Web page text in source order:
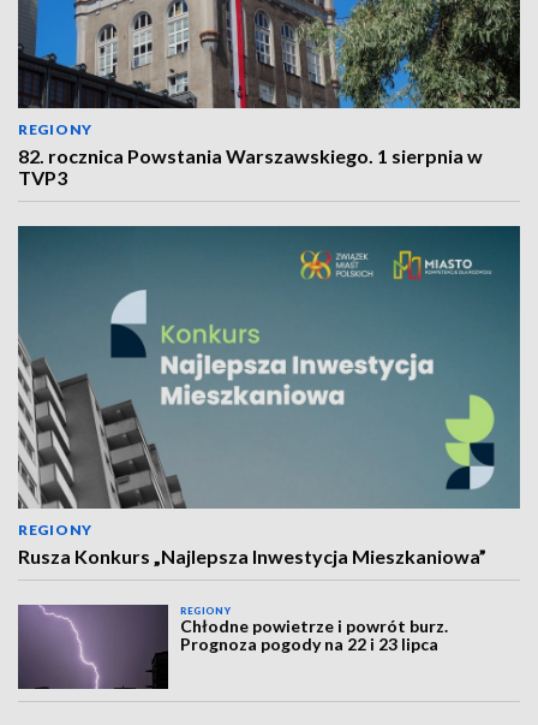
REGIONY
82. rocznica Powstania Warszawskiego. 1 sierpnia w
TVP3
REGIONY
Rusza Konkurs „Najlepsza Inwestycja Mieszkaniowa”
REGIONY
Chłodne powietrze i powrót burz.
Prognoza pogody na 22 i 23 lipca